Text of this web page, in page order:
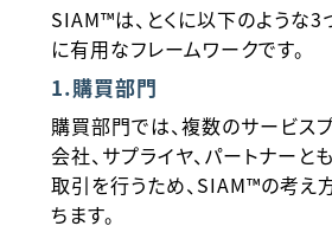
SIAM™は、とくに以下のような
に有用なフレームワークです。
1.購買部門
購買部門では、複数のサービス
会社、サプライヤ、パートナーと
取引を行うため、SIAM™の考え
ちます。